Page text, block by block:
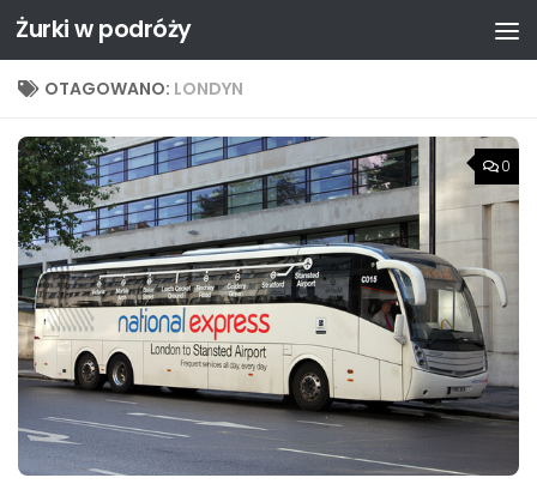
Przejdź do treści
Żurki w podróży
OTAGOWANO: LONDYN
0